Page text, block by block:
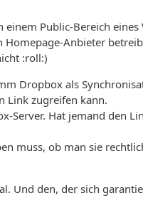
Public-Bereich eines
Anbieter
:roll:)
Dropbox als
Link zugreifen kann.
Hat jemand den
muss, ob man sie
Und den, der sich